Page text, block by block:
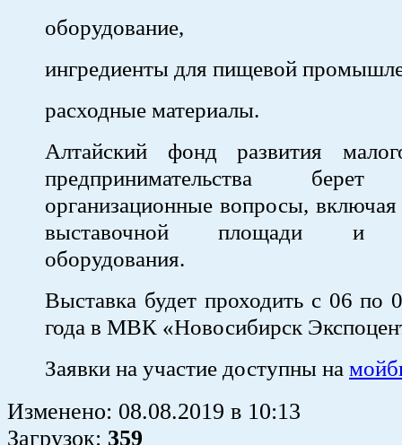
оборудование,
ингредиенты для пищевой
расходные материалы.
Алтайский фонд развития
предпринимательства
организационные вопросы,
выставочной площади и
оборудования.
Выставка будет проходить с 06 по
года в МВК «Новосибирск
Заявки на участие доступны на
Изменено: 08.08.2019 в 10:13
Загрузок: 359